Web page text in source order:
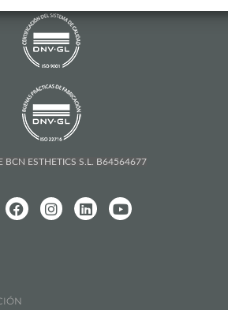
BCN ESTHETICS S.L. B64564677